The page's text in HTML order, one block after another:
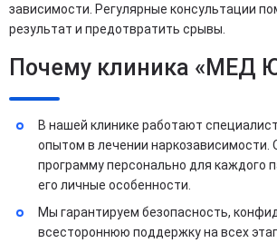
зависимости. Регулярные консультации
результат и предотвратить срывы.
Почему клиника «МЕД
В нашей клинике работают
опытом в лечении наркозависимости.
программу персонально для каждого
его личные особенности.
Мы гарантируем безопасность,
всестороннюю поддержку на всех